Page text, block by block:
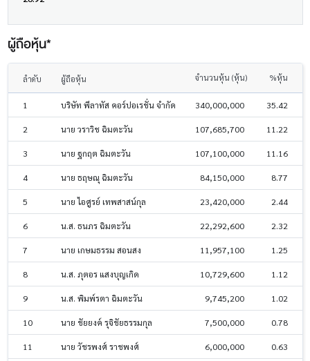
ผู้ถือหุ้น*
ลำดับ ผู้ถือหุ้น จำนวนหุ้น (หุ้น) %หุ้น
1 บริษัท พีลาทัส คอร์ปอเรชั่น จำกัด 340,000,000 35.42
2 นาย วราวิช ฉิมตะวัน 107,685,700 11.22
3 นาย ฐกฤต ฉิมตะวัน 107,100,000 11.16
4 นาย ธฤษณุ ฉิมตะวัน 84,150,000 8.77
5 นาย ไอศูรย์ เทพสาสน์กุล 23,420,000 2.44
6 น.ส. ธนภร ฉิมตะวัน 22,292,600 2.32
7 นาย เกษมธรรม สอนสง 11,957,100 1.25
8 น.ส. ภุตอร แสงบุญเกิด 10,729,600 1.12
9 น.ส. พิมพ์รตา ฉิมตะวัน 9,745,200 1.02
10 นาย ชัยยงค์ รุจิชัยธรรมกุล 7,500,000 0.78
11 นาย วัชรพงศ์ ราชพงศ์ 6,000,000 0.63